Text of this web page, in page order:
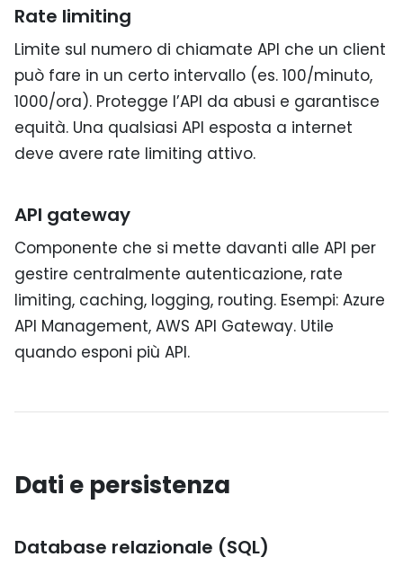
Rate limiting
Limite sul numero di chiamate API che un client
può fare in un certo intervallo (es. 100/minuto,
1000/ora). Protegge l’API da abusi e garantisce
equità. Una qualsiasi API esposta a internet
deve avere rate limiting attivo.
API gateway
Componente che si mette davanti alle API per
gestire centralmente autenticazione, rate
limiting, caching, logging, routing. Esempi: Azure
API Management, AWS API Gateway. Utile
quando esponi più API.
Dati e persistenza
Database relazionale (SQL)